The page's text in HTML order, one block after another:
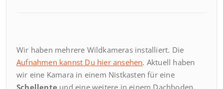
Wir haben mehrere Wildkameras installiert. Die
Aufnahmen kannst Du hier ansehen. Aktuell haben
wir eine Kamara in einem Nistkasten für eine
Schellente und eine weitere in einem Dachboden,